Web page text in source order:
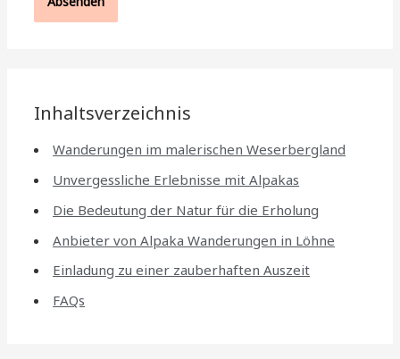
Inhaltsverzeichnis
Wanderungen im malerischen Weserbergland
Unvergessliche Erlebnisse mit Alpakas
Die Bedeutung der Natur für die Erholung
Anbieter von Alpaka Wanderungen in Löhne
Einladung zu einer zauberhaften Auszeit
FAQs